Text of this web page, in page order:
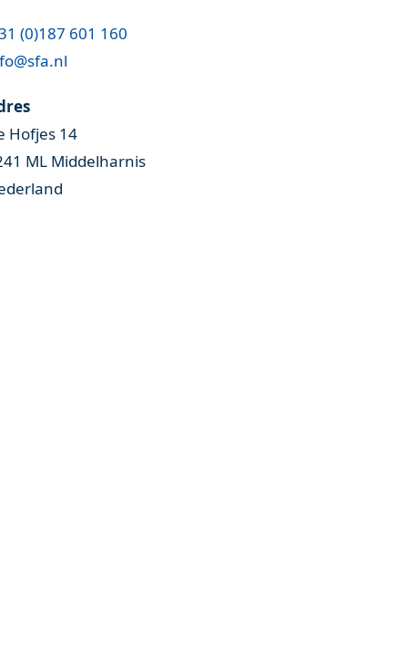
(0)187 601 160
Hofjes 14
ML Middelharnis